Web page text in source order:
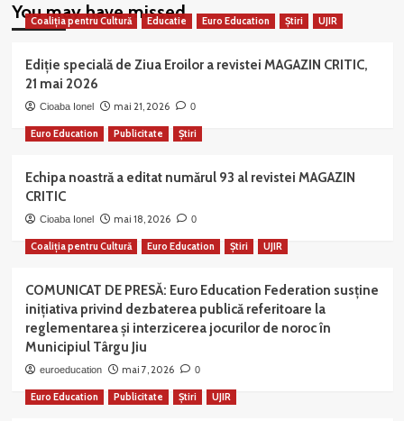
You may have missed
Coaliția pentru Cultură Educatie Euro Education Știri UJIR
Ediție specială de Ziua Eroilor a revistei MAGAZIN CRITIC,
21 mai 2026
Cioaba Ionel mai 21, 2026 0
Euro Education Publicitate Știri
Echipa noastră a editat numărul 93 al revistei MAGAZIN
CRITIC
Cioaba Ionel mai 18, 2026 0
Coaliția pentru Cultură Euro Education Știri UJIR
COMUNICAT DE PRESĂ: Euro Education Federation susține
inițiativa privind dezbaterea publică referitoare la
reglementarea și interzicerea jocurilor de noroc în
Municipiul Târgu Jiu
euroeducation mai 7, 2026 0
Euro Education Publicitate Știri UJIR